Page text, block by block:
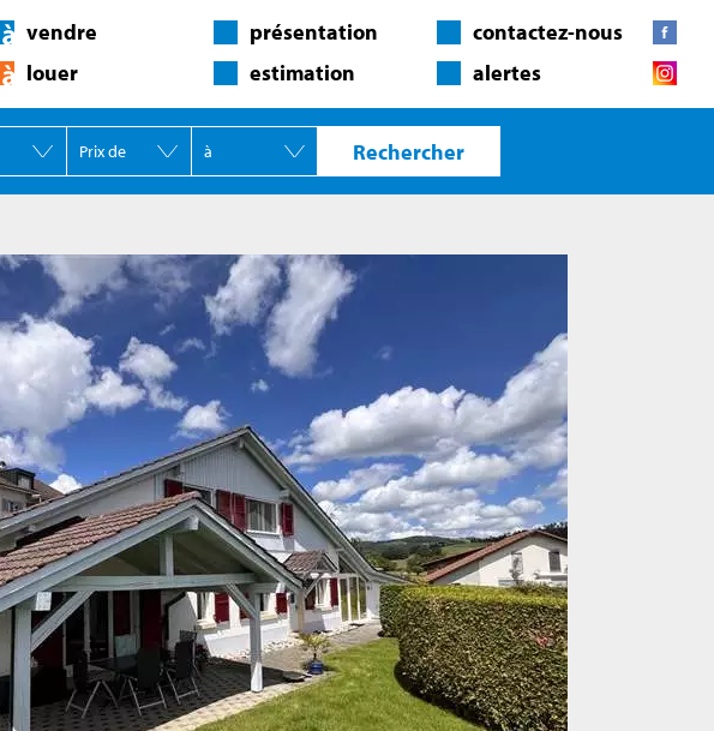
vendre
louer
présentation
estimation
contactez-nous
alertes